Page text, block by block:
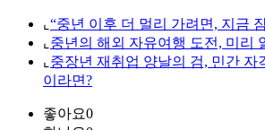
⌞ “중년 이후 더 멀리 가려면, 지금
⌞ 중년의 해외 자유여행 도전, 미리
⌞ 중장년 재취업 양날의 검, 민간 자
이라면?
좋아요0